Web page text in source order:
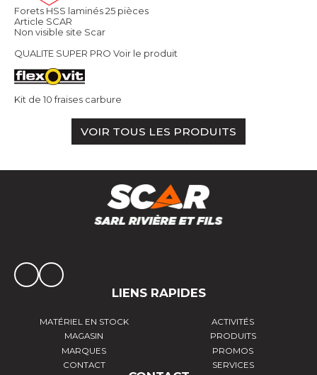
Forets HSS laminés 25 pièces
Article SCAR
Non visible site Scar
QUALITE SUPER PRO Voir le produit
Kit de 10 fraises carbure
VOIR TOUS LES PRODUITS
LIENS RAPIDES
MATÉRIEL EN STOCK
ACTIVITÉS
MAGASIN
PRODUITS
MARQUES
PROMOS
CONTACT
SERVICES